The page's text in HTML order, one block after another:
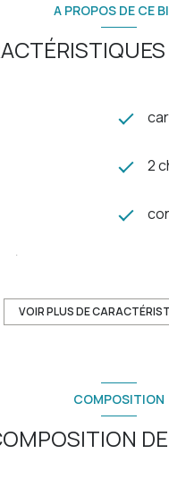
A PROPOS DE CE
2
VOIR PLUS DE
COMPOSITION